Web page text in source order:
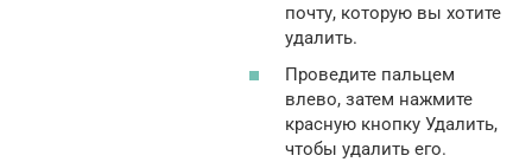
почту, которую вы хотите
удалить.
Проведите пальцем
влево, затем нажмите
красную кнопку Удалить,
чтобы удалить его.